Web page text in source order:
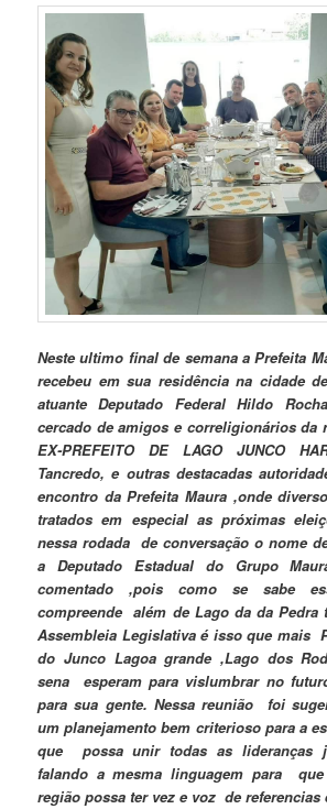
Neste ultimo final de semana a Prefeita
recebeu em sua residência na cidade
atuante Deputado Federal Hildo
cercado de amigos e correligionários da
EX-PREFEITO DE LAGO JUNCO
Tancredo, e outras destacadas
encontro da Prefeita Maura ,onde
tratados em especial as próximas
nessa rodada de conversação o nome
a Deputado Estadual do Grupo
comentado ,pois como se sabe
compreende além de Lago da da Pedra
Assembleia Legislativa é isso que mais
do Junco Lagoa grande ,Lago dos
sena esperam para vislumbrar no
para sua gente. Nessa reunião foi
um planejamento bem criterioso para a
que possa unir todas as lideranças
falando a mesma linguagem para
região possa ter vez e voz de referencias